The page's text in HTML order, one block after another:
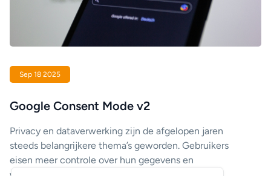
Sep 18 2025
Google Consent Mode v2
Privacy en dataverwerking zijn de afgelopen jaren
steeds belangrijkere thema’s geworden. Gebruikers
eisen meer controle over hun gegevens en